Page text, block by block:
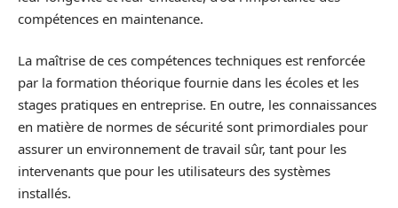
compétences en maintenance.
La maîtrise de ces compétences techniques est renforcée
par la formation théorique fournie dans les écoles et les
stages pratiques en entreprise. En outre, les connaissances
en matière de normes de sécurité sont primordiales pour
assurer un environnement de travail sûr, tant pour les
intervenants que pour les utilisateurs des systèmes
installés.